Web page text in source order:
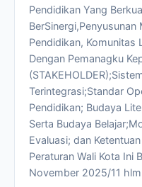
Pendidikan Yang
Pendidikan, Komunitas
Dengan Pemanagku
Terintegrasi;Standar
Pendidikan; Budaya
Serta Budaya
Evaluasi; dan Ketentuan Penutup
Peraturan Wali Kota Ini
November 2025/11 hlm